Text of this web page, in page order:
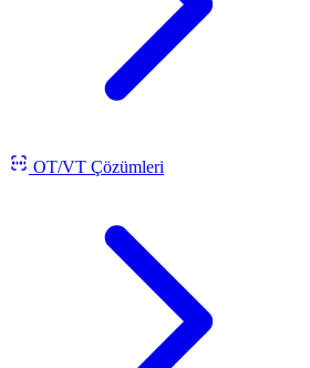
OT/VT Çözümleri